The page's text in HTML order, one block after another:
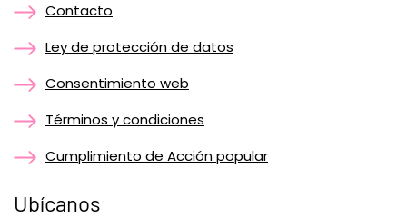
Contacto
Ley de protección de datos
Consentimiento web
Términos y condiciones
Cumplimiento de Acción popular
Ubícanos